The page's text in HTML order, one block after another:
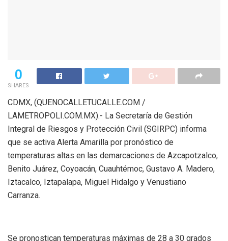
0
SHARES
CDMX, (QUENOCALLETUCALLE.COM /
LAMETROPOLI.COM.MX).- La Secretaría de Gestión
Integral de Riesgos y Protección Civil (SGIRPC) informa
que se activa Alerta Amarilla por pronóstico de
temperaturas altas en las demarcaciones de Azcapotzalco,
Benito Juárez, Coyoacán, Cuauhtémoc, Gustavo A. Madero,
Iztacalco, Iztapalapa, Miguel Hidalgo y Venustiano
Carranza.
Se pronostican temperaturas máximas de 28 a 30 grados